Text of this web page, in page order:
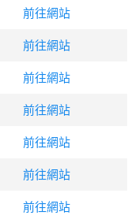
前往網站
前往網站
前往網站
前往網站
前往網站
前往網站
前往網站